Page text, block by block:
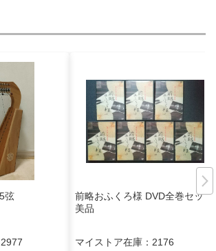
弦
2977
前略おふくろ様 DVD全巻セット
美品
マイストア在庫： 2176